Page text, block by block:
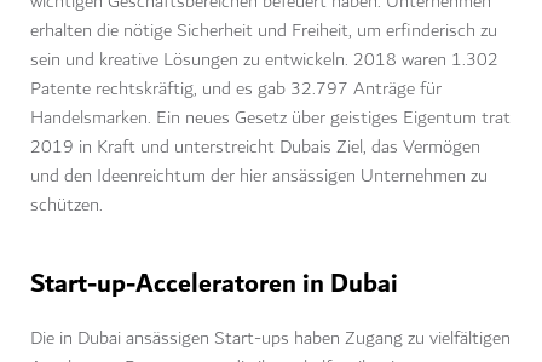
erhalten die nötige Sicherheit und Freiheit, um erfinderisch zu
sein und kreative Lösungen zu entwickeln. 2018 waren 1.302
Patente rechtskräftig, und es gab 32.797 Anträge für
Handelsmarken. Ein neues Gesetz über geistiges Eigentum trat
2019 in Kraft und unterstreicht Dubais Ziel, das Vermögen
und den Ideenreichtum der hier ansässigen Unternehmen zu
schützen.
Start-up-Acceleratoren in Dubai
Die in Dubai ansässigen Start-ups haben Zugang zu vielfältigen